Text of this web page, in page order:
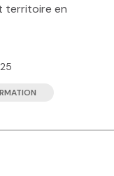
territoire en